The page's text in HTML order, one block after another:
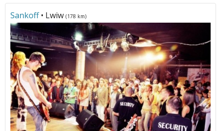
Sankoff • Lwiw (178 km)